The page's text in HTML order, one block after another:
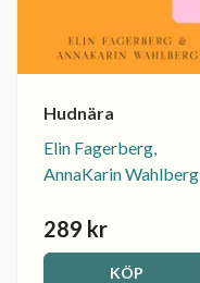
Hudnära
Elin Fagerberg,
AnnaKarin Wahlberg
289 kr
KÖP